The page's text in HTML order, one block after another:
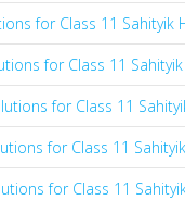
for Class 11 Sahityik
for Class 11
for Class 11
for Class 11 Sahityik
for Class 11